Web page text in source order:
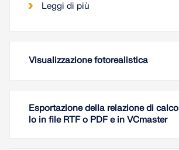
Leggi di più
Visualizzazione fotorealistica
Esportazione della relazione di calco
lo in file RTF o PDF e in VCmaster